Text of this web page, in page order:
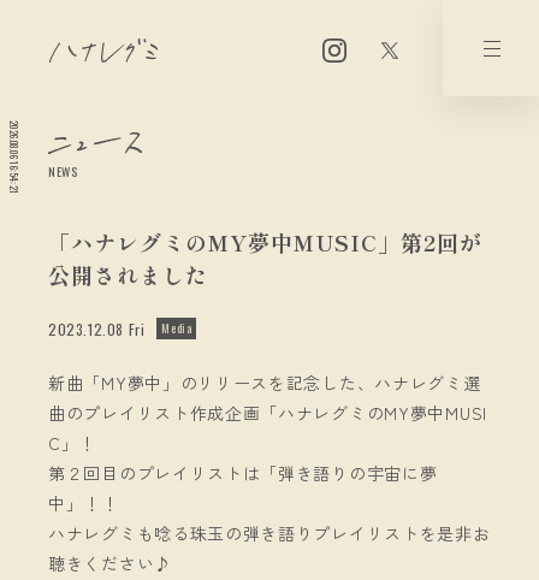
2026.08.06 16:54:21 NEWS
「ハナレグミのMY夢中MUSIC」第2回が
公開されました
2023.12.08 Fri Media
新曲「MY夢中」のリリースを記念した、ハナレグミ選
曲のプレイリスト作成企画「ハナレグミのMY夢中MUSI
C」！
第２回目のプレイリストは「弾き語りの宇宙に夢
中」！！
ハナレグミも唸る珠玉の弾き語りプレイリストを是非お
聴きください♪